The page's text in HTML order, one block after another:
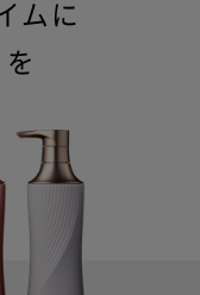
ムに